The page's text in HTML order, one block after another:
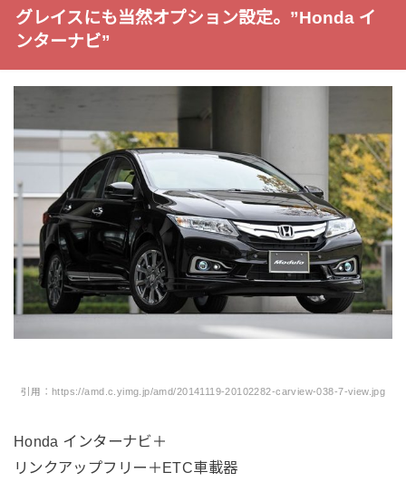
グレイスにも当然オプション設定。”Honda イ
ンターナビ”
引用：https://amd.c.yimg.jp/amd/20141119-20102282-carview-038-7-view.jpg
Honda インターナビ＋
リンクアップフリー＋ETC車載器